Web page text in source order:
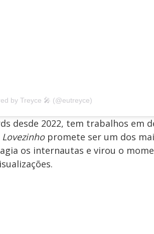
by Treyce 🎤 (@eutreyce)
desde 2022, tem trabalhos em
Lovezinho promete ser um dos
os internautas e virou o